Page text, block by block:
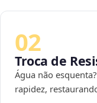
02
Troca de
Água não
rapidez,